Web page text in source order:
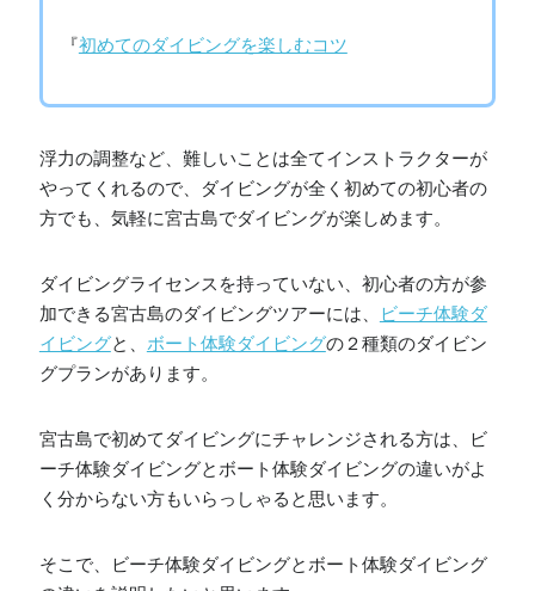
『初めてのダイビングを楽しむコツ
浮力の調整など、難しいことは全てインストラクターが
やってくれるので、ダイビングが全く初めての初心者の
方でも、気軽に宮古島でダイビングが楽しめます。
ダイビングライセンスを持っていない、初心者の方が参
加できる宮古島のダイビングツアーには、
ビーチ体験ダ
イビングと、 ボート体験ダイビングの２種類のダイビン
グプランがあります。
宮古島で初めてダイビングにチャレンジされる方は、ビ
ーチ体験ダイビングとボート体験ダイビングの違いがよ
く分からない方もいらっしゃると思います。
そこで、ビーチ体験ダイビングとボート体験ダイビング